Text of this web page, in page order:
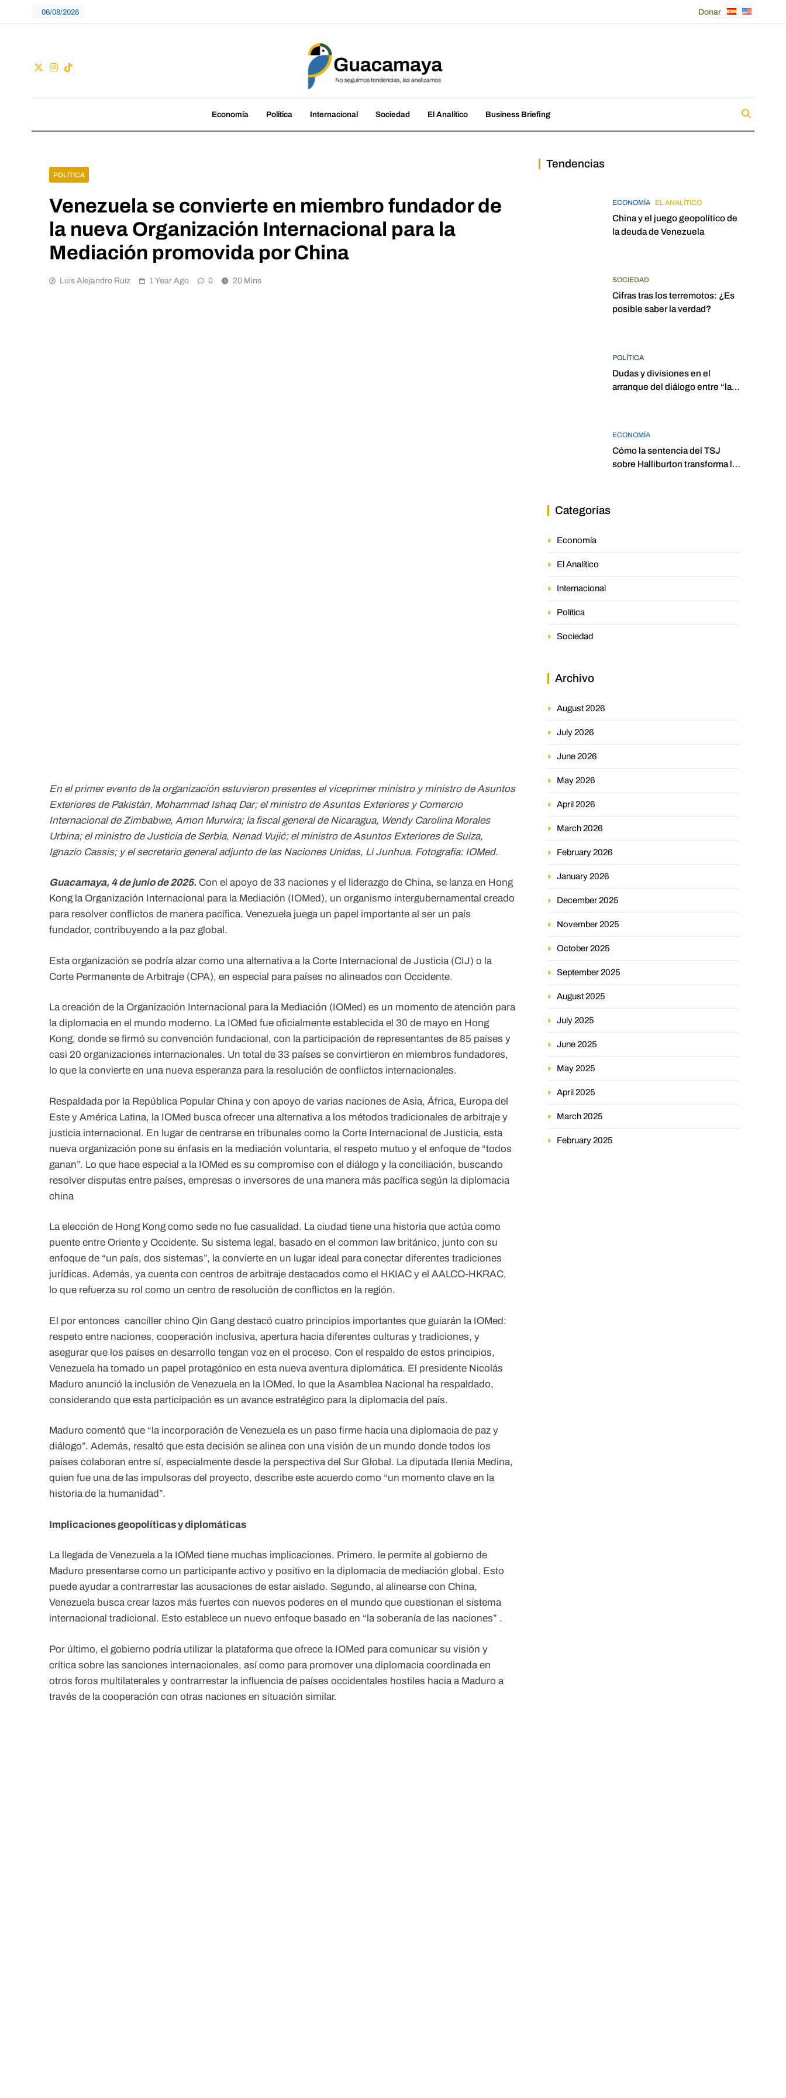
06/08/2026 Donar
Guacamaya
Economía Política Internacional Sociedad El Analítico Business Briefing
POLÍTICA
Venezuela se convierte en miembro fundador de
la nueva Organización Internacional para la
Mediación promovida por China
Luis Alejandro Ruiz 1 Year Ago 0 20 Mins
En el primer evento de la organización estuvieron presentes el viceprimer ministro y ministro de Asuntos
Exteriores de Pakistán, Mohammad Ishaq Dar; el ministro de Asuntos Exteriores y Comercio
Internacional de Zimbabwe, Amon Murwira; la fiscal general de Nicaragua, Wendy Carolina Morales
Urbina; el ministro de Justicia de Serbia, Nenad Vujić; el ministro de Asuntos Exteriores de Suiza,
Ignazio Cassis; y el secretario general adjunto de las Naciones Unidas, Li Junhua. Fotografía: IOMed.
Guacamaya, 4 de junio de 2025. Con el apoyo de 33 naciones y el liderazgo de China, se lanza en Hong
Kong la Organización Internacional para la Mediación (IOMed), un organismo intergubernamental creado
para resolver conflictos de manera pacífica. Venezuela juega un papel importante al ser un país
fundador, contribuyendo a la paz global.
Esta organización se podría alzar como una alternativa a la Corte Internacional de Justicia (CIJ) o la
Corte Permanente de Arbitraje (CPA), en especial para países no alineados con Occidente.
La creación de la Organización Internacional para la Mediación (IOMed) es un momento de atención para
la diplomacia en el mundo moderno. La IOMed fue oficialmente establecida el 30 de mayo en Hong
Kong, donde se firmó su convención fundacional, con la participación de representantes de 85 países y
casi 20 organizaciones internacionales. Un total de 33 países se convirtieron en miembros fundadores,
lo que la convierte en una nueva esperanza para la resolución de conflictos internacionales.
Respaldada por la República Popular China y con apoyo de varias naciones de Asia, África, Europa del
Este y América Latina, la IOMed busca ofrecer una alternativa a los métodos tradicionales de arbitraje y
justicia internacional. En lugar de centrarse en tribunales como la Corte Internacional de Justicia, esta
nueva organización pone su énfasis en la mediación voluntaria, el respeto mutuo y el enfoque de “todos
ganan”. Lo que hace especial a la IOMed es su compromiso con el diálogo y la conciliación, buscando
resolver disputas entre países, empresas o inversores de una manera más pacífica según la diplomacia
china
La elección de Hong Kong como sede no fue casualidad. La ciudad tiene una historia que actúa como
puente entre Oriente y Occidente. Su sistema legal, basado en el common law británico, junto con su
enfoque de “un país, dos sistemas”, la convierte en un lugar ideal para conectar diferentes tradiciones
jurídicas. Además, ya cuenta con centros de arbitraje destacados como el HKIAC y el AALCO-HKRAC,
lo que refuerza su rol como un centro de resolución de conflictos en la región.
El por entonces canciller chino Qin Gang destacó cuatro principios importantes que guiarán la IOMed:
respeto entre naciones, cooperación inclusiva, apertura hacia diferentes culturas y tradiciones, y
asegurar que los países en desarrollo tengan voz en el proceso. Con el respaldo de estos principios,
Venezuela ha tomado un papel protagónico en esta nueva aventura diplomática. El presidente Nicolás
Maduro anunció la inclusión de Venezuela en la IOMed, lo que la Asamblea Nacional ha respaldado,
considerando que esta participación es un avance estratégico para la diplomacia del país.
Maduro comentó que “la incorporación de Venezuela es un paso firme hacia una diplomacia de paz y
diálogo”. Además, resaltó que esta decisión se alinea con una visión de un mundo donde todos los
países colaboran entre sí, especialmente desde la perspectiva del Sur Global. La diputada Ilenia Medina,
quien fue una de las impulsoras del proyecto, describe este acuerdo como “un momento clave en la
historia de la humanidad”.
Implicaciones geopolíticas y diplomáticas
La llegada de Venezuela a la IOMed tiene muchas implicaciones. Primero, le permite al gobierno de
Maduro presentarse como un participante activo y positivo en la diplomacia de mediación global. Esto
puede ayudar a contrarrestar las acusaciones de estar aislado. Segundo, al alinearse con China,
Venezuela busca crear lazos más fuertes con nuevos poderes en el mundo que cuestionan el sistema
internacional tradicional. Esto establece un nuevo enfoque basado en “la soberanía de las naciones” .
Por último, el gobierno podría utilizar la plataforma que ofrece la IOMed para comunicar su visión y
crítica sobre las sanciones internacionales, así como para promover una diplomacia coordinada en
otros foros multilaterales y contrarrestar la influencia de países occidentales hostiles hacia a Maduro a
través de la cooperación con otras naciones en situación similar.
Tendencias
ECONOMÍA EL ANALÍTICO
China y el juego geopolítico de
la deuda de Venezuela
SOCIEDAD
Cifras tras los terremotos: ¿Es
posible saber la verdad?
POLÍTICA
Dudas y divisiones en el
arranque del diálogo entre “las
ECONOMÍA
Cómo la sentencia del TSJ
sobre Halliburton transforma la
Categorías
Economía
El Analítico
Internacional
Política
Sociedad
Archivo
August 2026
July 2026
June 2026
May 2026
April 2026
March 2026
February 2026
January 2026
December 2025
November 2025
October 2025
September 2025
August 2025
July 2025
June 2025
May 2025
April 2025
March 2025
February 2025